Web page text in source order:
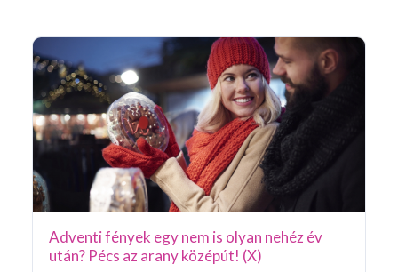
Adventi fények egy nem is olyan nehéz év
után? Pécs az arany középút! (X)